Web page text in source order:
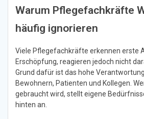
Warum Pflegefachkräfte
häufig ignorieren
Viele Pflegefachkräfte erkennen erste
Erschöpfung, reagieren jedoch nicht
Grund dafür ist das hohe
Bewohnern, Patienten und Kollegen.
gebraucht wird, stellt eigene
hinten an.